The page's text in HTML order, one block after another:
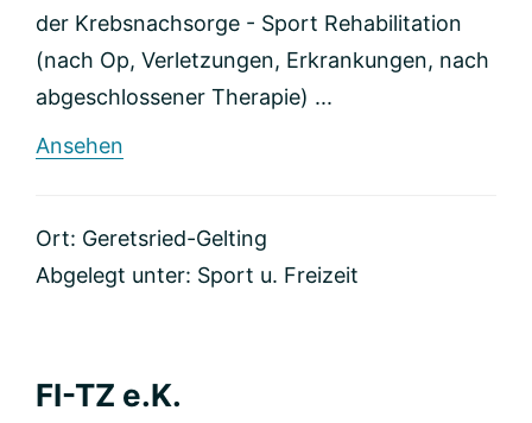
der Krebsnachsorge - Sport Rehabilitation
(nach Op, Verletzungen, Erkrankungen, nach
abgeschlossener Therapie) ...
Ansehen
Ort: Geretsried-Gelting
Abgelegt unter: Sport u. Freizeit
FI-TZ e.K.